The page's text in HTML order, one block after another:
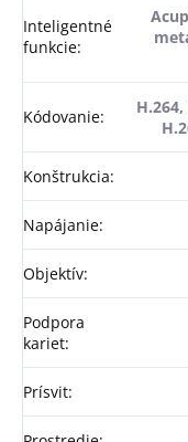
Inteligentné
funkcie:
Kódovanie:
Konštrukcia:
Napájanie:
Objektív:
Podpora
kariet:
Prísvit: